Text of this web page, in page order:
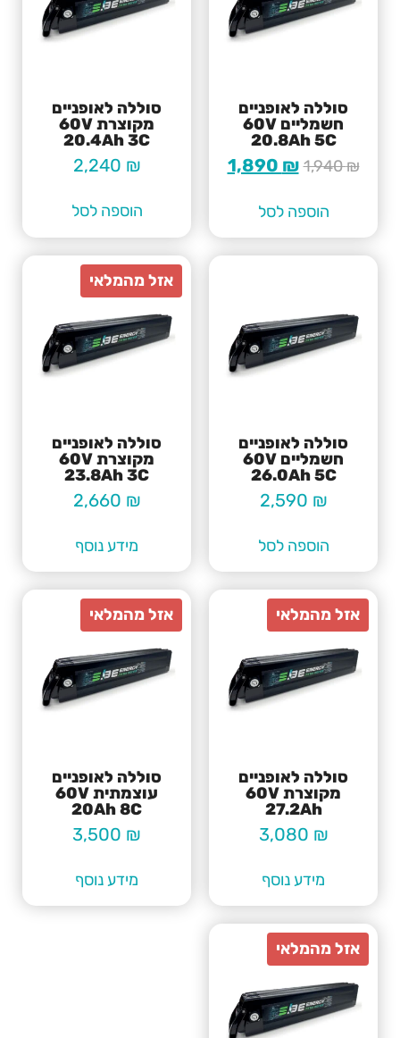
סוללה לאופניים
חשמליים 60V
20.8Ah 5C
1,940₪
1,890 ₪
הוספה לסל
סוללה לאופניים
מקוצרת 60V
20.4Ah 3C
2,240 ₪
הוספה לסל
סוללה לאופניים
חשמליים 60V
26.0Ah 5C
2,590 ₪
הוספה לסל
סוללה לאופניים
מקוצרת 60V
23.8Ah 3C
2,660 ₪
מידע נוסף
סוללה לאופניים
מקוצרת 60V
27.2Ah
3,080 ₪
מידע נוסף
סוללה לאופניים
עוצמתית 60V
20Ah 8C
3,500 ₪
מידע נוסף